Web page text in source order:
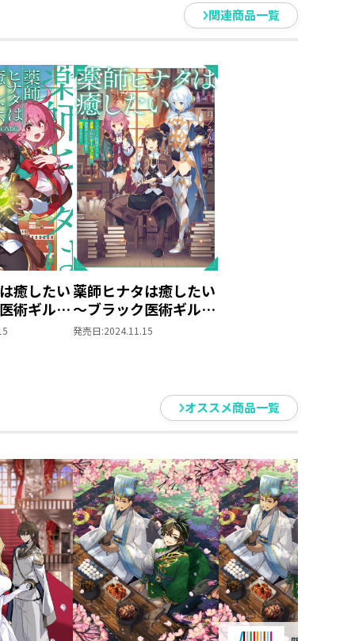
関連商品一覧
癒したい
術ギルド
ポーショ
薬師ヒナタは癒したい
～ブラック医術ギルド
を追放されたポーショ
発売日:2024.11.15
オススメ商品一覧